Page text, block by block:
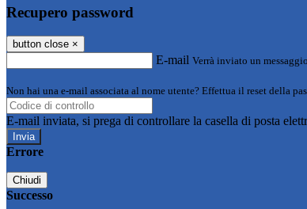
Recupero password
button close ×
E-mail Verrà inviato un
Non hai una e-mail associata al nome utente? Effettua il reset della
E-mail inviata, si prega di controllare la casella di posta
Errore
Chiudi
Successo